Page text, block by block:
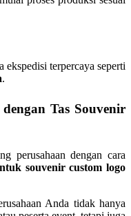
ekspedisi terpercaya seperti
.
Tas Souvenir
perusahaan dengan cara
souvenir custom logo
Anda tidak hanya